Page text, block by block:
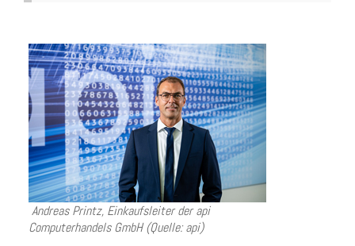
Andreas Printz, Einkaufsleiter der api
Computerhandels GmbH (Quelle: api)